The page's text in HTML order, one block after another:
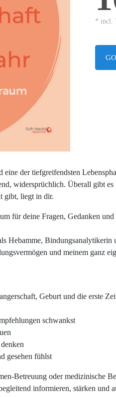
* incl.
der tiefgreifendsten
widersprüchlich. Überall gibt es
gibt, liegt in dir.
für deine Fragen, Gedanken
Hebamme, Bindungsanalytikerin
und meinem ganz
Geburt und die erste
schwankst
gesehen fühlst
Betreuung oder medizinische
informieren, stärken und